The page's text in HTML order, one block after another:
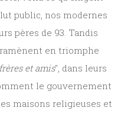
public, nos modernes
pères de 93. Tandis
en triomphe
frères et amis", dans leurs
le gouvernement
maisons religieuses et